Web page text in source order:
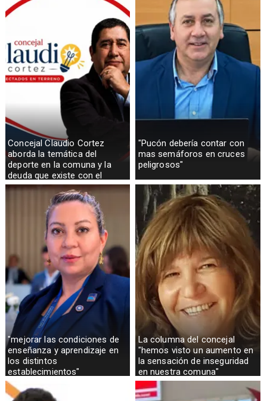
Concejal Claudio Cortez
aborda la temática del
deporte en la comuna y la
deuda que existe con el
sector rural
"Pucón debería contar con
mas semáforos en cruces
peligrosos"
"mejorar las condiciones de
enseñanza y aprendizaje en
los distintos
establecimientos"
La columna del concejal
"hemos visto un aumento en
la sensación de inseguridad
en nuestra comuna"